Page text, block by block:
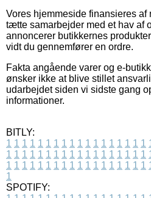
Vores hjemmeside finansieres
tætte samarbejder med et hav af
annoncerer butikkernes
vidt du gennemfører en ordre.
Fakta angående varer og e-
ønsker ikke at blive stillet
udarbejdet siden vi sidste gang
informationer.
BITLY:
1 1 1 1 1 1 1 1 1 1 1 1 1 1 1 1 1 1
1 1 1 1 1 1 1 1 1 1 1 1 1 1 1 1 1 1
1 1 1 1 1 1 1 1 1 1 1 1 1 1 1 1 1 1
1
SPOTIFY: